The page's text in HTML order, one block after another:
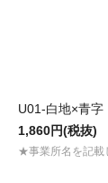
U01-白地×青字
1,860円(税抜)
★事業所名を記載